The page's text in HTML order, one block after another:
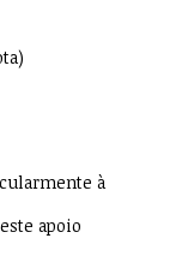
à
apoio